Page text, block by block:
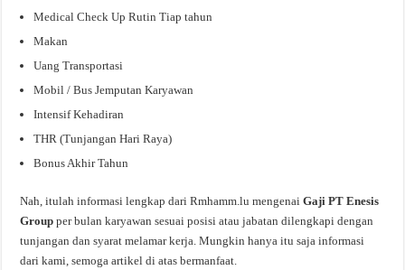
Medical Check Up Rutin Tiap tahun
Makan
Uang Transportasi
Mobil / Bus Jemputan Karyawan
Intensif Kehadiran
THR (Tunjangan Hari Raya)
Bonus Akhir Tahun
Nah, itulah informasi lengkap dari Rmhamm.lu mengenaiGaji PT Enesis
Groupper bulan karyawan sesuai posisi atau jabatan dilengkapi dengan
tunjangan dan syarat melamar kerja. Mungkin hanya itu saja informasi
dari kami, semoga artikel di atas bermanfaat.